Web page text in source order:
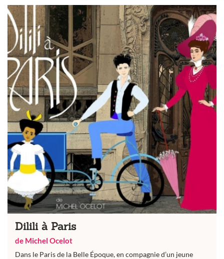
Dilili à Paris
de Michel Ocelot
Dans le Paris de la Belle Époque, en compagnie d’un jeune